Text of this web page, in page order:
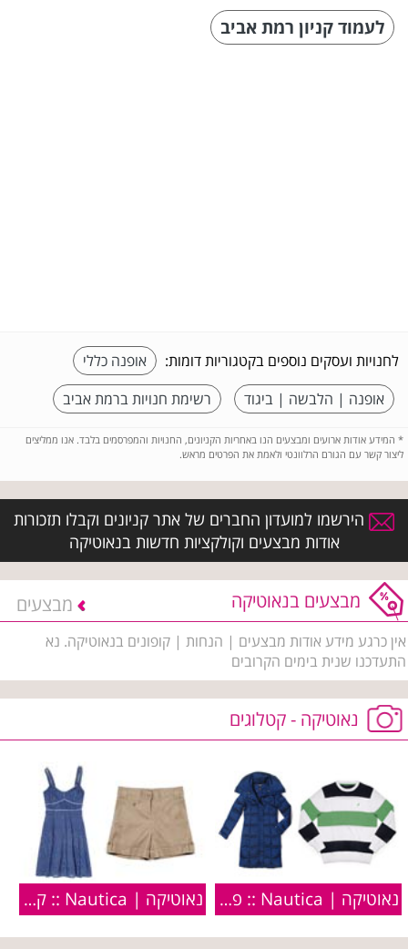
לעמוד קניון רמת אביב
לחנויות ועסקים נוספים בקטגוריות דומות:
אופנה כללי
אופנה | הלבשה | ביגוד
רשימת חנויות ברמת אביב
* המידע אודות ארועים ומבצעים הנו באחריות הקניונים, החנויות והמפרסמים בלבד. אנו ממליצים
ליצור קשר עם הגורם הרלוונטי ולאמת את הפרטים מראש.
הירשמו למועדון החברים של אתר קניונים וקבלו תזכורות
אודות מבצעים וקולקציות חדשות בנאוטיקה
מבצעים בנאוטיקה מבצעים
אין כרגע מידע אודות מבצעים | הנחות | קופונים בנאוטיקה. נא
התעדכנו שנית בימים הקרובים
נאוטיקה - קטלוגים
נאוטיקה | Nautica :: פריטים מקולקציית חורף 2010 נאוטיקה | Nautica :: קולקציית קיץ 2009